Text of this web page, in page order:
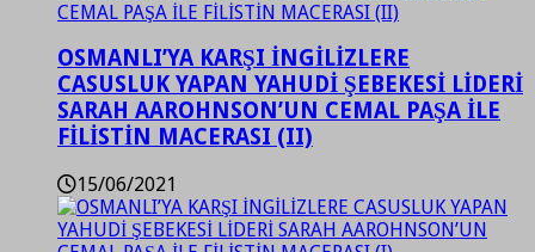
OSMANLI’YA KARŞI İNGİLİZLERE
CASUSLUK YAPAN YAHUDİ ŞEBEKESİ LİDERİ
SARAH AAROHNSON’UN CEMAL PAŞA İLE
FİLİSTİN MACERASI (II)
15/06/2021